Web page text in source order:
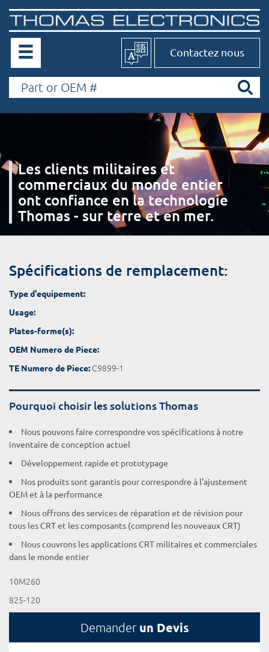
Contactez nous
Les clients militaires et
commerciaux du monde entier
ont confiance en la technologie
Thomas - sur terre et en mer.
Spécifications de remplacement:
Type d'equipement:
Usage:
Plates-forme(s):
OEM Numero de Piece:
TE Numero de Piece: C9899-1
Pourquoi choisir les solutions Thomas
Nous pouvons faire correspondre vos spécifications à notre
inventaire de conception actuel
Développement rapide et prototypage
Nos produits sont garantis pour correspondre à l'ajustement
OEM et à la performance
Nous offrons des services de réparation et de révision pour
tous les CRT et les composants (comprend les nouveaux CRT)
Nous couvrons les applications CRT militaires et commerciales
dans le monde entier
10M260
825-120
Demander un Devis